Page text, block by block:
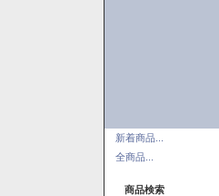
新着商品...
全商品...
商品検索